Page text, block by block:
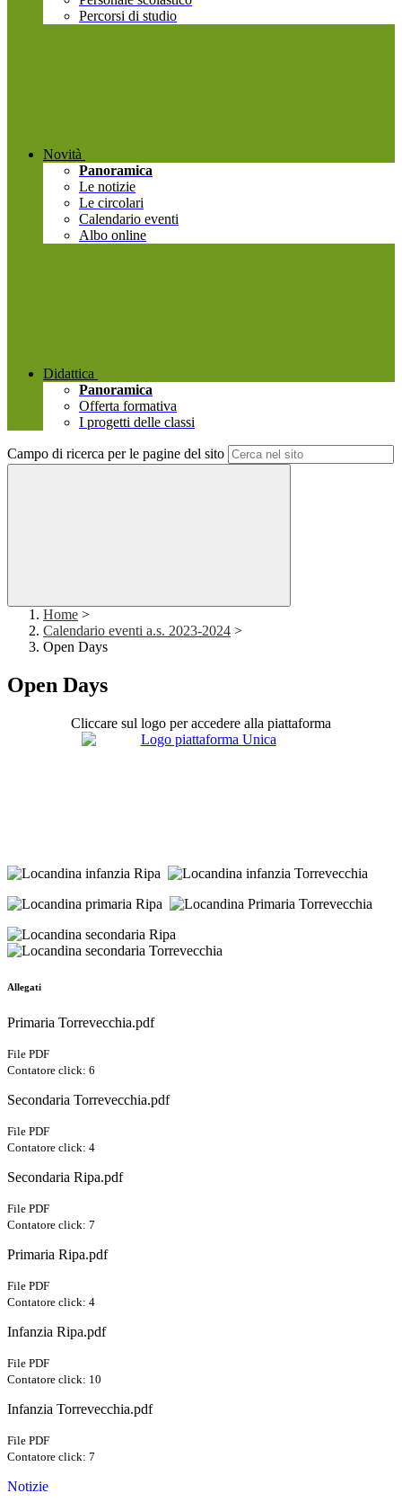
Percorsi di studio
Novità
Panoramica
Le notizie
Le circolari
Calendario eventi
Albo online
Didattica
Panoramica
Offerta formativa
I progetti delle classi
Campo di ricerca per le pagine del sito
Home >
Calendario eventi a.s. 2023-2024 >
Open Days
Open Days
Cliccare sul logo per accedere alla piattaforma
Allegati
Primaria Torrevecchia.pdf
File PDF
Contatore click: 6
Secondaria Torrevecchia.pdf
File PDF
Contatore click: 4
Secondaria Ripa.pdf
File PDF
Contatore click: 7
Primaria Ripa.pdf
File PDF
Contatore click: 4
Infanzia Ripa.pdf
File PDF
Contatore click: 10
Infanzia Torrevecchia.pdf
File PDF
Contatore click: 7
Notizie